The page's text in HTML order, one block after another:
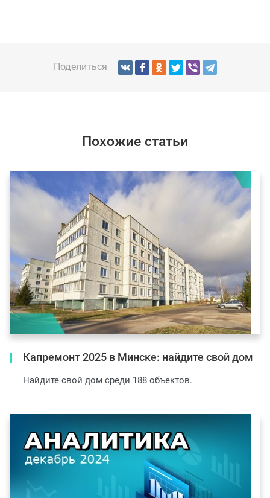
Поделиться
Похожие статьи
Капремонт 2025 в Минске: найдите свой дом
Найдите свой дом среди 188 объектов.